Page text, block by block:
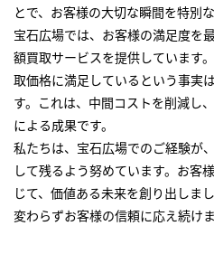
とで、お客様の大切な瞬間を特別
宝石広場では、お客様の満足度を
額買取サービスを提供しています
取価格に満足しているという事実
す。これは、中間コストを削減し
による成果です。
私たちは、宝石広場でのご経験が
して残るよう努めています。お客
じて、価値ある未来を創り出しま
変わらずお客様の信頼に応え続けま